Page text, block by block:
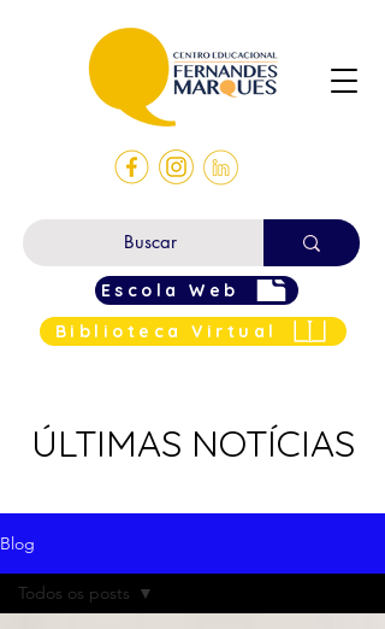
Escola Web
Biblioteca Virtual
ÚLTIMAS NOTÍCIAS
Blog
Todos os posts